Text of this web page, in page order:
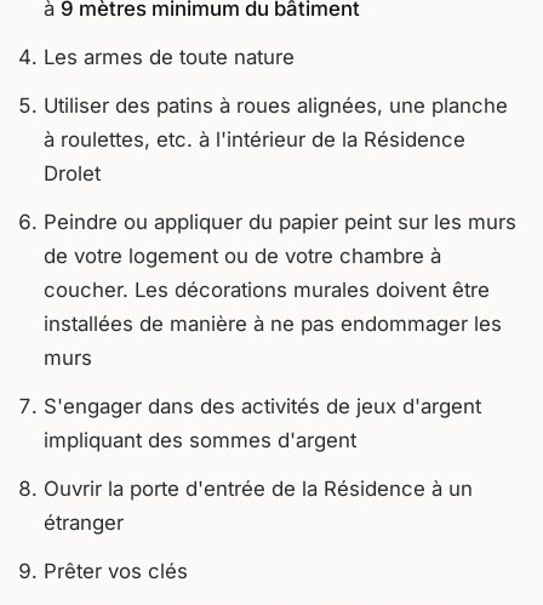
à 9 mètres minimum du bâtiment
Les armes de toute nature
Utiliser des patins à roues alignées, une planche
à roulettes, etc. à l'intérieur de la Résidence
Drolet
Peindre ou appliquer du papier peint sur les murs
de votre logement ou de votre chambre à
coucher. Les décorations murales doivent être
installées de manière à ne pas endommager les
murs
S'engager dans des activités de jeux d'argent
impliquant des sommes d'argent
Ouvrir la porte d'entrée de la Résidence à un
étranger
Prêter vos clés